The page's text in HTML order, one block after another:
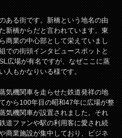
ある街です。新橋という地名の由
新橋からだと言われています。東
商業の中心部として栄えていまし
での街頭インタビュースポットと
広場が有名ですが、なぜここに蒸
人もかなりいる様です。
気機関車を走らせた鉄道発祥の地
から100年目の昭和47年に広場が整
気機関車が設置されました。それ
道ファンや駅の利用客に愛され続
商業施設が集中しており、ビジネ